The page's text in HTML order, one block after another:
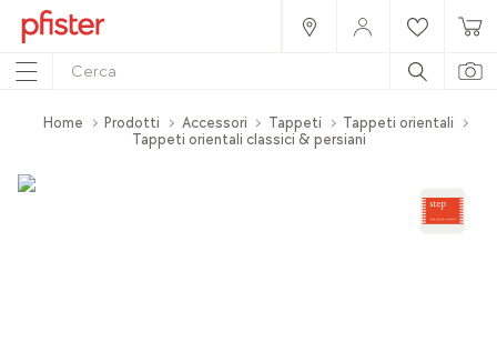
Home Prodotti Accessori Tappeti
Tappeti orientali
Tappeti orientali classici & persiani